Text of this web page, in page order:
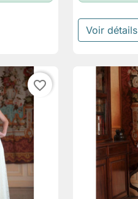
Voir détails
favorite_border